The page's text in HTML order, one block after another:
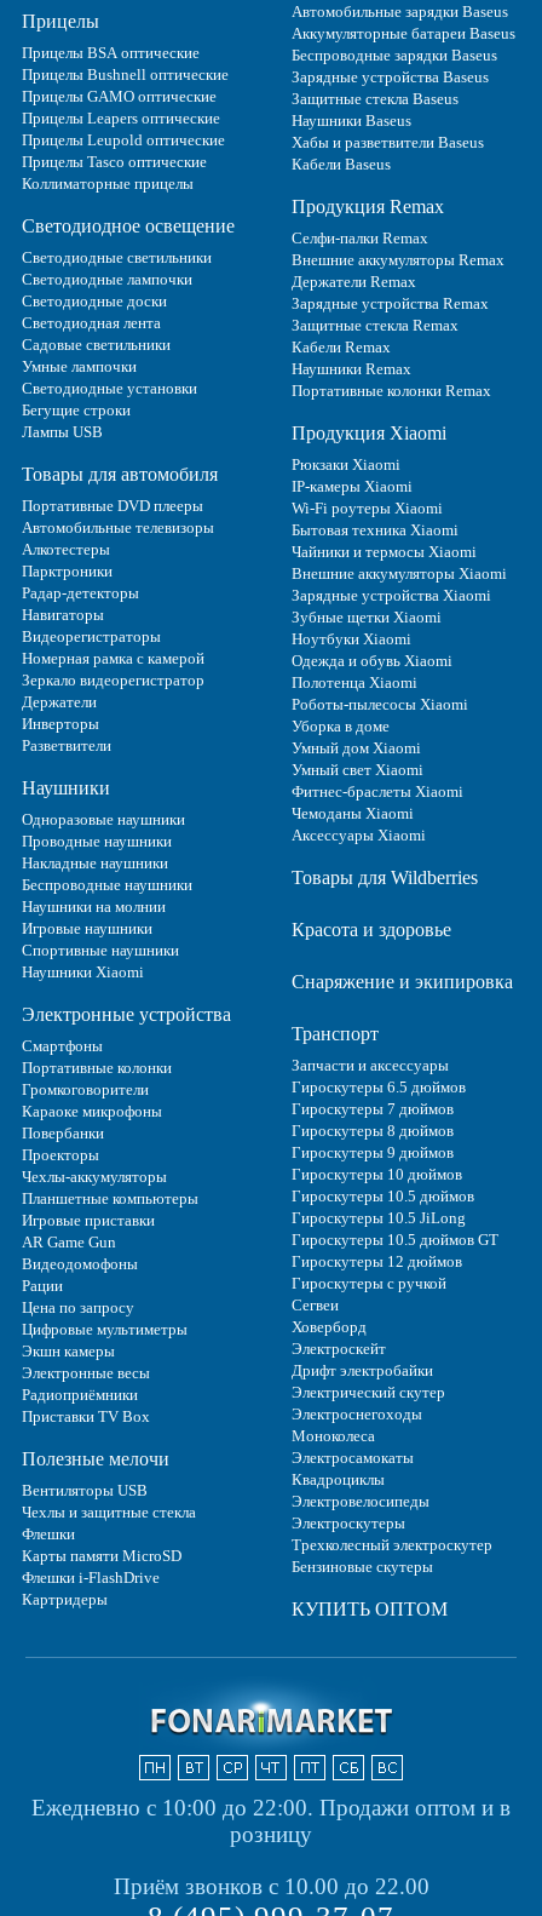
Прицелы
Прицелы BSA оптические
Прицелы Bushnell оптические
Прицелы GAMO оптические
Прицелы Leapers оптические
Прицелы Leupold оптические
Прицелы Tasco оптические
Коллиматорные прицелы
Светодиодное освещение
Светодиодные светильники
Светодиодные лампочки
Светодиодные доски
Светодиодная лента
Садовые светильники
Умные лампочки
Светодиодные установки
Бегущие строки
Лампы USB
Товары для автомобиля
Портативные DVD плееры
Автомобильные телевизоры
Алкотестеры
Парктроники
Радар-детекторы
Навигаторы
Видеорегистраторы
Номерная рамка с камерой
Зеркало видеорегистратор
Держатели
Инверторы
Разветвители
Наушники
Одноразовые наушники
Проводные наушники
Накладные наушники
Беспроводные наушники
Наушники на молнии
Игровые наушники
Спортивные наушники
Наушники Xiaomi
Электронные устройства
Смартфоны
Портативные колонки
Громкоговорители
Караоке микрофоны
Повербанки
Проекторы
Чехлы-аккумуляторы
Планшетные компьютеры
Игровые приставки
AR Game Gun
Видеодомофоны
Рации
Цена по запросу
Цифровые мультиметры
Экшн камеры
Электронные весы
Радиоприёмники
Приставки TV Box
Полезные мелочи
Вентиляторы USB
Чехлы и защитные стекла
Флешки
Карты памяти MicroSD
Флешки i-FlashDrive
Картридеры
Автомобильные зарядки Baseus
Аккумуляторные батареи Baseus
Беспроводные зарядки Baseus
Зарядные устройства Baseus
Защитные стекла Baseus
Наушники Baseus
Хабы и разветвители Baseus
Кабели Baseus
Продукция Remax
Селфи-палки Remax
Внешние аккумуляторы Remax
Держатели Remax
Зарядные устройства Remax
Защитные стекла Remax
Кабели Remax
Наушники Remax
Портативные колонки Remax
Продукция Xiaomi
Рюкзаки Xiaomi
IP-камеры Xiaomi
Wi-Fi роутеры Xiaomi
Бытовая техника Xiaomi
Чайники и термосы Xiaomi
Внешние аккумуляторы Xiaomi
Зарядные устройства Xiaomi
Зубные щетки Xiaomi
Ноутбуки Xiaomi
Одежда и обувь Xiaomi
Полотенца Xiaomi
Роботы-пылесосы Xiaomi
Уборка в доме
Умный дом Xiaomi
Умный свет Xiaomi
Фитнес-браслеты Xiaomi
Чемоданы Xiaomi
Аксессуары Xiaomi
Товары для Wildberries
Красота и здоровье
Снаряжение и экипировка
Транспорт
Запчасти и аксессуары
Гироскутеры 6.5 дюймов
Гироскутеры 7 дюймов
Гироскутеры 8 дюймов
Гироскутеры 9 дюймов
Гироскутеры 10 дюймов
Гироскутеры 10.5 дюймов
Гироскутеры 10.5 JiLong
Гироскутеры 10.5 дюймов GT
Гироскутеры 12 дюймов
Гироскутеры с ручкой
Сегвеи
Ховерборд
Электроскейт
Дрифт электробайки
Электрический скутер
Электроснегоходы
Моноколеса
Электросамокаты
Квадроциклы
Электровелосипеды
Электроскутеры
Трехколесный электроскутер
Бензиновые скутеры
КУПИТЬ ОПТОМ
Ежедневно с 10:00 до 22:00. Продажи оптом и в
розницу
Приём звонков с 10.00 до 22.00